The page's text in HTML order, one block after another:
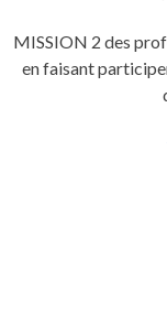
MISSION 2 des
en faisant